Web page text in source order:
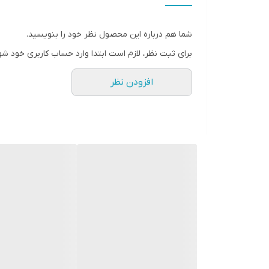
شما هم درباره این محصول نظر خود را بنویسید.
برای ثبت نظر، لازم است ابتدا وارد حساب کاربری خود
افزودن نظر